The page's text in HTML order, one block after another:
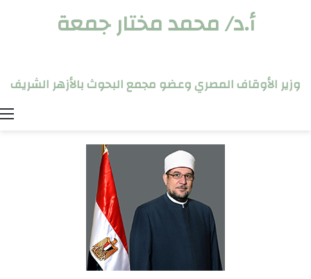
أ.د/ محمد مختار جمعة
وزير الأوقاف المصري وعضو مجمع البحوث بالأزهر الشريف